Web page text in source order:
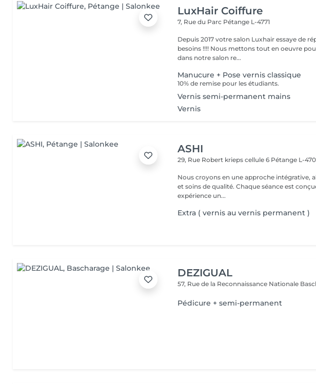
LuxHair Coiffure
7, Rue du Parc Pétange L-4771
Depuis 2017 votre salon Luxhair essaye de
besoins !!!! Nous mettons tout en oeuvre pour que votre passage
dans notre salon re...
Manucure + Pose vernis classique
10% de remise pour les étudiants.
Vernis semi-permanent mains
Vernis
ASHI
29, Rue Robert krieps cellule 6 Pétange L-
Nous croyons en une approche intégrative,
et soins de qualité. Chaque séance est
expérience un...
Extra ( vernis au vernis permanent )
DEZIGUAL
57, Rue de la Reconnaissance Nationale
Pédicure + semi-permanent